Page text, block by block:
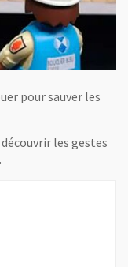
pour sauver les
les gestes